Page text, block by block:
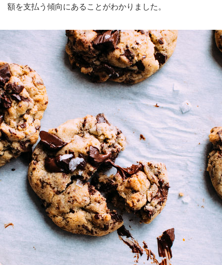
額を支払う傾向にあることがわかりました。